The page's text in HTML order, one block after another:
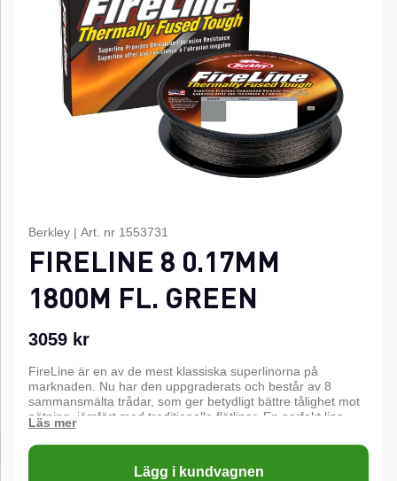
Berkley | Art. nr 1553731
FIRELINE 8 0.17MM
1800M FL. GREEN
3059 kr
FireLine är en av de mest klassiska superlinorna på
marknaden. Nu har den uppgraderats och består av 8
sammansmälta trådar, som ger betydligt bättre tålighet mot
nötning, jämfört med traditionella flätlinor. En perfekt lina
framför allt för haspelrulle, men passar även bra till
multirulle.
Lägg i kundvagnen